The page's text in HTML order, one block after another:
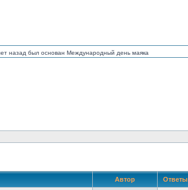
назад был основан Международный день маяка
Автор Ответы